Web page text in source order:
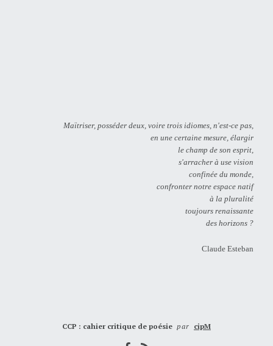
Maïtriser, posséder deux, voire trois idiomes, n'est-ce pas,
en une certaine mesure, élargir
le champ de son esprit,
s'arracher à use vision
confinée du monde,
confronter notre espace natif
à la pluralité
toujours renaissante
des horizons ?
Claude Esteban
CCP : cahier critique de poésie par cipM